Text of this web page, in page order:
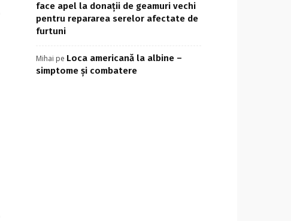
face apel la donații de geamuri vechi
pentru repararea serelor afectate de
furtuni
Mihai pe Loca americană la albine –
simptome și combatere